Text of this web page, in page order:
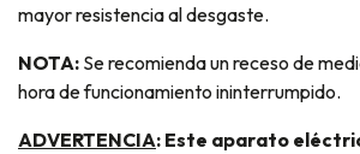
mayor resistencia al desgaste.
NOTA: Se recomienda un receso de
hora de funcionamiento ininterrumpido.
ADVERTENCIA: Este aparato